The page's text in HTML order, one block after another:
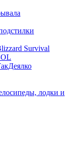
Survival
лодки и